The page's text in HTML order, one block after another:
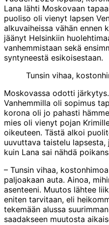
Lana lähti Moskovaan
puoliso oli vienyt lapsen
alkuvaiheissa vähän ennen
jäänyt Helsinkiin
vanhemmistaan sekä
syntyneestä esikoisestaan.
Tunsin vihaa,
Moskovassa odotti
Vanhemmilla oli sopimus
korona oli jo pahasti
mies oli vienyt pojan
oikeuteen. Tästä alkoi
uuvuttava taistelu lapsesta,
kuin Lana sai nähdä
– Tunsin vihaa,
paljoakaan auta. Ainoa,
asenteeni. Muutos lähtee
eniten tarvitaan, eli
tekemään alussa
saadakseen muutosta